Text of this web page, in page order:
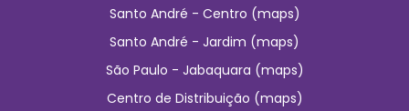
Santo André - Centro (maps)
Santo André - Jardim (maps)
São Paulo - Jabaquara (maps)
Centro de Distribuição (maps)